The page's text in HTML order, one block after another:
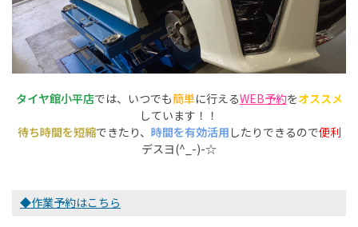
タイヤ館小平店では、いつでも簡単に行えるWEB予約をオススメ
しています！！
待ち時間を短縮できたり、 時間を有効活用 したりできるので便利
デスヨ(^_-)-☆
◆作業予約はこちら